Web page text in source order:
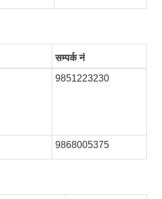
सम्पर्क नं
9851223230
9868005375